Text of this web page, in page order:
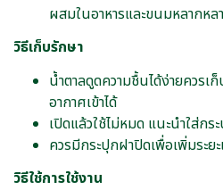
ผสมในอาหารและขนมหลากห
วิธีเก็บรักษา
น้ำตาลดูดความชื้นได้ง่ายควรเ
อากาศเข้าได้
เปิดแล้วใช้ไม่หมด แนะนำใส่ก
ควรมีกระปุกฝาปิดเพื่อเพิ่มระย
วิธีใช้การใช้งาน